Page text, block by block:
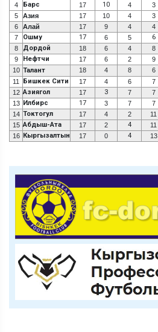
4 Барс 17 10 4 3
5 Азия 17 10 4 3
6
Алай 17 9 4 4
7
Ошму 17 6 5 6
8 Дордой 18 6 4 8
9 Нефтчи 17 6 2 9
10 Талант 18 4 8 6
11
Бишкек Сити 17 4 6 7
12 Азиягол 17 3 7 7
13 Илбирс 17 3 7 7
14 Токтогул 17 4 2 11
15 Абдыш-Ата 17 2 4 11
16 Кыргызалтын 17 0 4 13